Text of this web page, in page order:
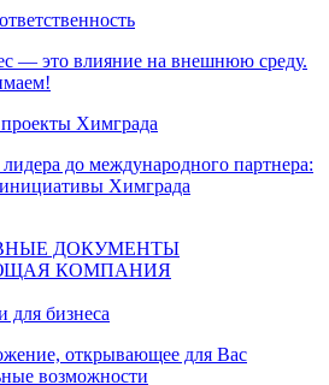
— это влияние на внешнюю среду.
Химграда
до международного партнера:
Химграда
ДОКУМЕНТЫ
КОМПАНИЯ
для бизнеса
открывающее для Вас
возможности